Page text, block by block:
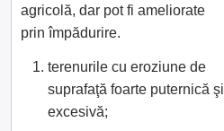
agricolă, dar pot fi ameliorate
prin împădurire.
terenurile cu eroziune de
suprafaţă foarte puternică şi
excesivă;